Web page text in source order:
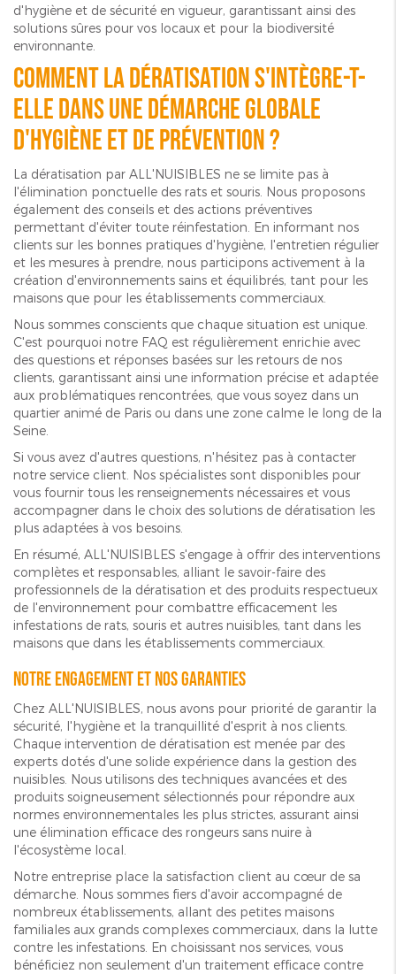
d'hygiène et de sécurité en vigueur, garantissant ainsi des
solutions sûres pour vos locaux et pour la biodiversité
environnante.
Comment la dératisation s'intègre-t-
elle dans une démarche globale
d'hygiène et de prévention ?
La dératisation par ALL'NUISIBLES ne se limite pas à
l'élimination ponctuelle des rats et souris. Nous proposons
également des conseils et des actions préventives
permettant d'éviter toute réinfestation. En informant nos
clients sur les bonnes pratiques d'hygiène, l'entretien régulier
et les mesures à prendre, nous participons activement à la
création d'environnements sains et équilibrés, tant pour les
maisons que pour les établissements commerciaux.
Nous sommes conscients que chaque situation est unique.
C'est pourquoi notre FAQ est régulièrement enrichie avec
des questions et réponses basées sur les retours de nos
clients, garantissant ainsi une information précise et adaptée
aux problématiques rencontrées, que vous soyez dans un
quartier animé de Paris ou dans une zone calme le long de la
Seine.
Si vous avez d'autres questions, n'hésitez pas à contacter
notre service client. Nos spécialistes sont disponibles pour
vous fournir tous les renseignements nécessaires et vous
accompagner dans le choix des solutions de dératisation les
plus adaptées à vos besoins.
En résumé, ALL'NUISIBLES s'engage à offrir des interventions
complètes et responsables, alliant le savoir-faire des
professionnels de la dératisation et des produits respectueux
de l'environnement pour combattre efficacement les
infestations de rats, souris et autres nuisibles, tant dans les
maisons que dans les établissements commerciaux.
Notre engagement et nos garanties
Chez ALL'NUISIBLES, nous avons pour priorité de garantir la
sécurité, l'hygiène et la tranquillité d'esprit à nos clients.
Chaque intervention de dératisation est menée par des
experts dotés d'une solide expérience dans la gestion des
nuisibles. Nous utilisons des techniques avancées et des
produits soigneusement sélectionnés pour répondre aux
normes environnementales les plus strictes, assurant ainsi
une élimination efficace des rongeurs sans nuire à
l'écosystème local.
Notre entreprise place la satisfaction client au cœur de sa
démarche. Nous sommes fiers d'avoir accompagné de
nombreux établissements, allant des petites maisons
familiales aux grands complexes commerciaux, dans la lutte
contre les infestations. En choisissant nos services, vous
bénéficiez non seulement d'un traitement efficace contre